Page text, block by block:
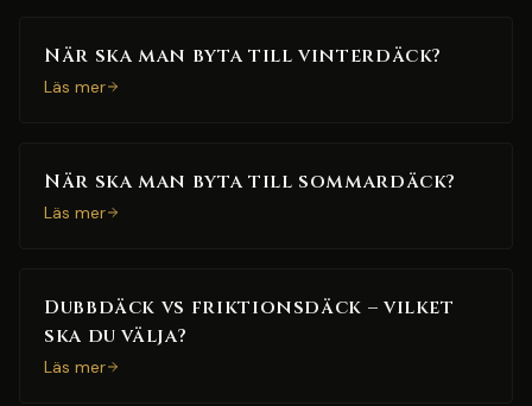
När ska man byta till vinterdäck?
Läs mer
När ska man byta till sommardäck?
Läs mer
Dubbdäck vs friktionsdäck – vilket
ska du välja?
Läs mer